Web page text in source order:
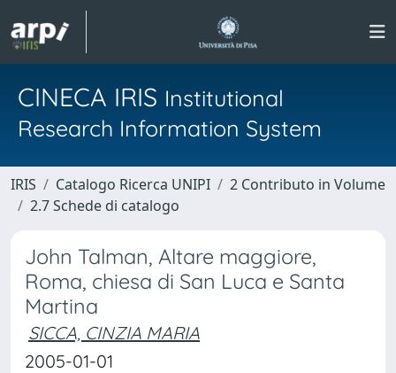
CINECA IRIS Institutional
Research Information System
IRIS Catalogo Ricerca UNIPI
2 Contributo in Volume
2.7 Schede di catalogo
John Talman, Altare maggiore,
Roma, chiesa di San Luca e Santa
Martina
SICCA, CINZIA MARIA
2005-01-01